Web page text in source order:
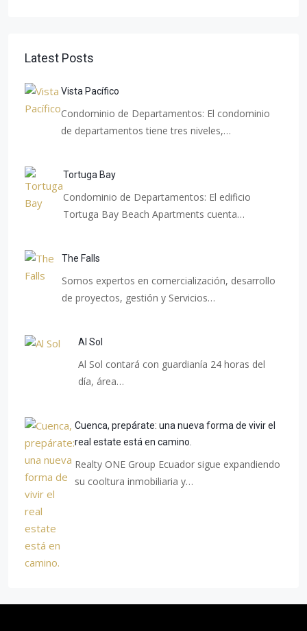
Latest Posts
Vista Pacífico
Condominio de Departamentos: El condominio
de departamentos tiene tres niveles,…
Tortuga Bay
Condominio de Departamentos: El edificio
Tortuga Bay Beach Apartments cuenta…
The Falls
Somos expertos en comercialización, desarrollo
de proyectos, gestión y Servicios…
Al Sol
Al Sol contará con guardianía 24 horas del
día, área…
Cuenca, prepárate: una nueva forma de vivir el
real estate está en camino.
Realty ONE Group Ecuador sigue expandiendo
su cooltura inmobiliaria y…